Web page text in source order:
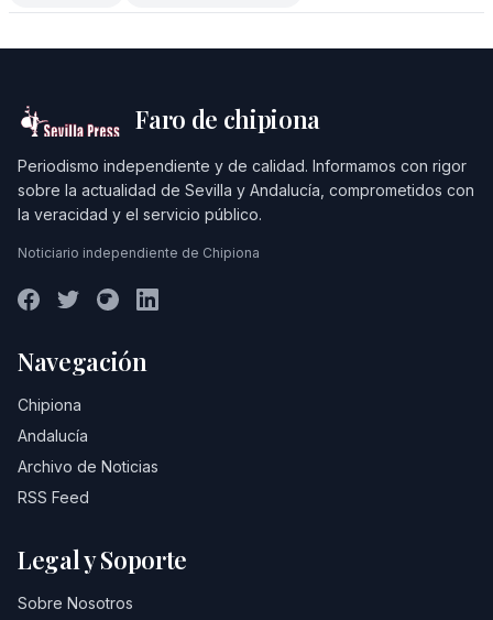
Faro de chipiona
Periodismo independiente y de calidad. Informamos con rigor
sobre la actualidad de Sevilla y Andalucía, comprometidos con
la veracidad y el servicio público.
Noticiario independiente de Chipiona
Navegación
Chipiona
Andalucía
Archivo de Noticias
RSS Feed
Legal y Soporte
Sobre Nosotros